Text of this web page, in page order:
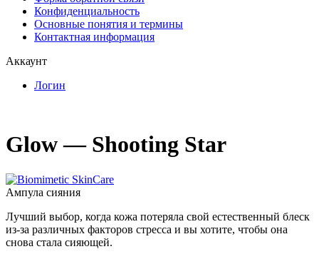
Конфиденциальность
Основные понятия и термины
Контактная информация
Аккаунт
Логин
Glow — Shooting Star
Ампула сияния
Лучший выбор, когда кожа потеряла свой естественный блеск
из-за различных факторов стресса и вы хотите, чтобы она
снова стала сияющей.